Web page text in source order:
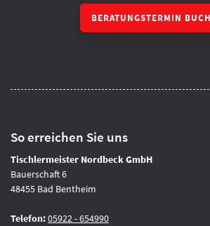
BERATUNGSTERMIN
So erreichen Sie uns
Tischlermeister Nordbeck GmbH
Bauerschaft 6
48455 Bad Bentheim
Telefon:05922 - 654990